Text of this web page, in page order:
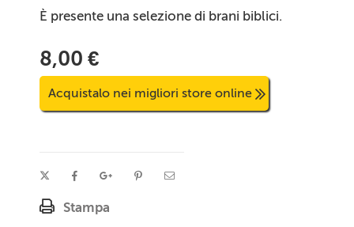
È presente una selezione di brani biblici.
8,00 €
Acquistalo nei migliori store online
Stampa